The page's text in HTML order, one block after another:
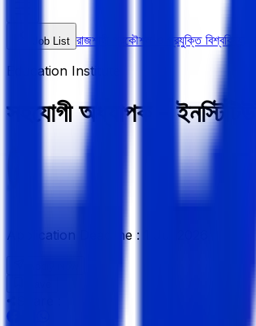
Job List রাজশাহী প্রকৌশল ও প্রযুক্তি বিশ্ববিদ্যালয়
Education Institute
সহযোগী অধ্যাপক -
Application Deadline :